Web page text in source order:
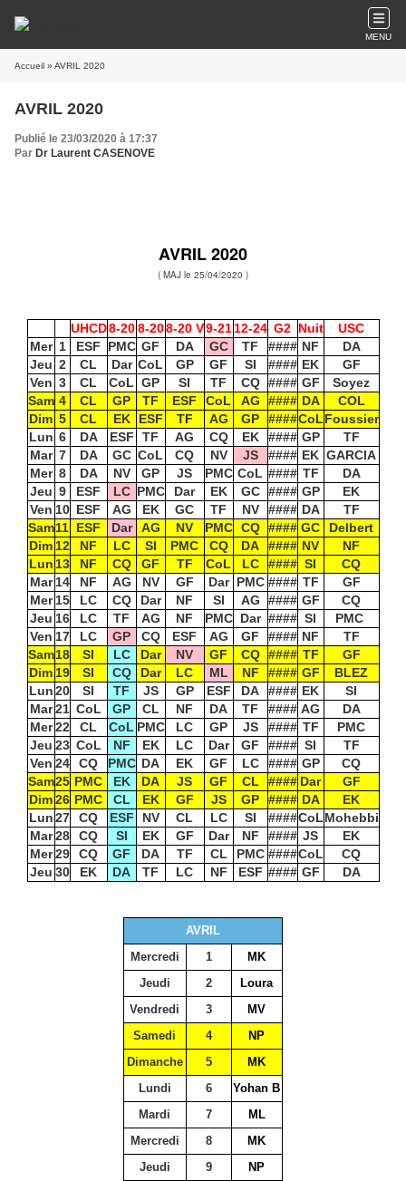
MENU
Accueil » AVRIL 2020
AVRIL 2020
Publié le 23/03/2020 à 17:37
Par Dr Laurent CASENOVE
AVRIL 2020
( MAJ le 25/04/2020 )
UHCD8-20 8-208-20 V9-21 12-24 G2 Nuit
USC
Mer 1 ESF PMC GF DA GC TF #### NF
DA
Jeu 2 CL Dar CoL GP GF SI #### EK
GF
Ven 3 CL CoL GP SI TF CQ #### GF
Soyez
Sam 4 CL GP TF ESF CoL AG #### DA
COL
Dim 5 CL EK ESF TF AG GP ####CoLFoussier
Lun 6 DA ESF TF AG CQ EK #### GP
TF
Mar 7 DA GC CoL CQ NV JS #### EK GARCIA
Mer 8 DA NV GP JS PMC CoL #### TF
DA
Jeu 9 ESF LC PMC Dar EK GC #### GP
EK
Ven 10 ESF AG EK GC TF NV #### DA
TF
Sam11 ESF Dar AG NV PMC CQ #### GC
Delbert
Dim 12 NF LC SI PMC CQ DA #### NV
NF
Lun 13 NF CQ GF TF CoL LC #### SI
CQ
Mar 14 NF AG NV GF Dar PMC #### TF
GF
Mer 15 LC CQ Dar NF SI AG #### GF
CQ
Jeu 16 LC TF AG NF PMC Dar #### SI
PMC
Ven 17 LC GP CQ ESF AG GF #### NF
TF
Sam18 SI LC Dar NV GF CQ #### TF
GF
Dim 19 SI CQ Dar LC ML NF #### GF
BLEZ
Lun20 SI TF JS GP ESF DA #### EK
SI
Mar 21 CoL GP CL NF DA TF #### AG
DA
Mer 22 CL CoL PMC LC GP JS #### TF
PMC
Jeu 23 CoL NF EK LC Dar GF #### SI
TF
Ven 24 CQ PMC DA EK GF LC #### GP
CQ
Sam25 PMC EK DA JS GF CL #### Dar
GF
Dim26 PMC CL EK GF JS GP #### DA
EK
Lun27 CQ ESF NV CL LC SI ####CoLMohebbi
Mar 28 CQ SI EK GF Dar NF #### JS
EK
Mer 29 CQ GF DA TF CL PMC ####CoL
CQ
Jeu 30 EK DA TF LC NF ESF #### GF DA
AVRIL
Mercredi
1
MK
Jeudi
2
Loura
Vendredi
3
MV
Samedi
4
NP
Dimanche
5
MK
Lundi
6
Yohan B
Mardi
7
ML
Mercredi
8
MK
Jeudi
9
NP